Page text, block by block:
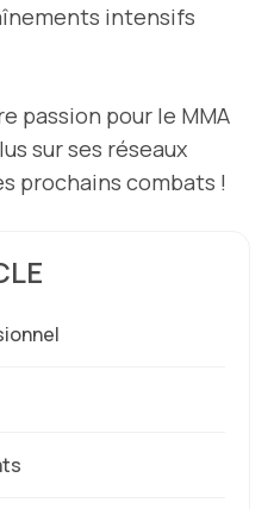
intensifs
passion pour le MMA
sur ses réseaux
prochains combats !